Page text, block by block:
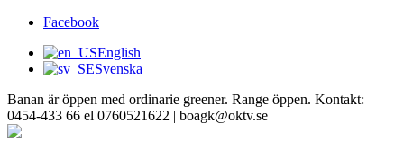
Facebook
English
Svenska
Banan är öppen med ordinarie greener. Range öppen. Kontakt:
0454-433 66 el 0760521622 | boagk@oktv.se